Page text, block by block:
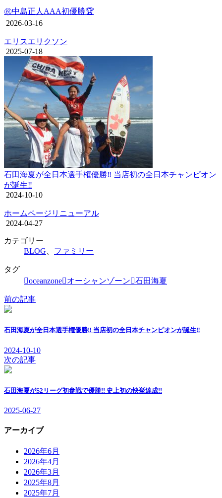
㊗️中島正人AAA初優勝🏆
2026-03-16
エリスエリクソン
2025-07-18
石田海夏が全日本選手権優勝‼︎ 当店初の全日本チャンピオン
が誕生‼︎
2024-10-10
ホームページリニューアル
2024-04-27
カテゴリー
BLOG
ファミリー
タグ
oceanzone
オーシャンゾーン 石田海夏
前の記事
石田海夏が全日本選手権優勝‼︎ 当店初の全日本チャンピオンが誕生‼︎
2024-10-10
次の記事
石田海夏がS2リーグ初参戦で優勝!! 史上初の快挙達成!!
2025-06-27
アーカイブ
2026年6月
2026年4月
2026年3月
2025年8月
2025年7月